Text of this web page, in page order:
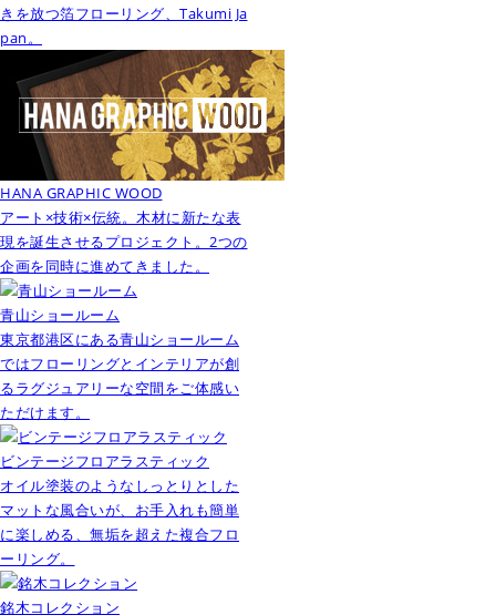
きを放つ箔フローリング、Takumi Ja
pan。
HANA GRAPHIC WOOD
アート×技術×伝統。木材に新たな表
現を誕生させるプロジェクト。2つの
企画を同時に進めてきました。
青山ショールーム
東京都港区にある青山ショールーム
ではフローリングとインテリアが創
るラグジュアリーな空間をご体感い
ただけます。
ビンテージフロアラスティック
オイル塗装のようなしっとりとした
マットな風合いが、お手入れも簡単
に楽しめる、無垢を超えた複合フロ
ーリング。
銘木コレクション